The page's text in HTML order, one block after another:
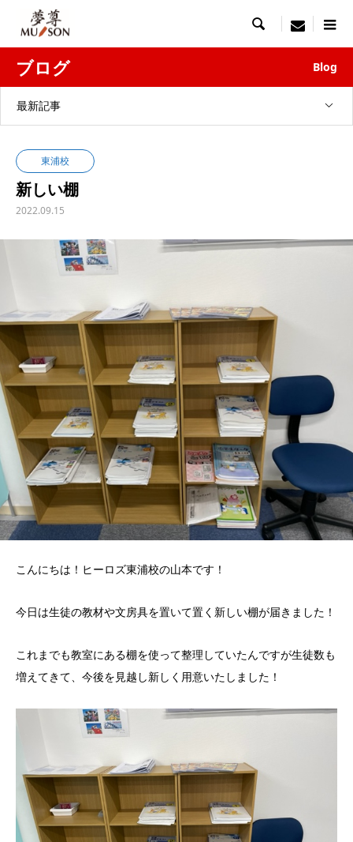
 menu
ブログ Blog
最新記事
東浦校
新しい棚
2022.09.15
こんにちは！ヒーロズ東浦校の山本です！
今日は生徒の教材や文房具を置いて置く新しい棚が届きました！
これまでも教室にある棚を使って整理していたんですが生徒数も
増えてきて、今後を見越し新しく用意いたしました！